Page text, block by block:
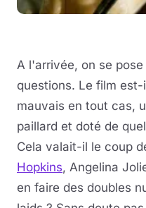
A l'arrivée, on se
questions. Le film
mauvais en tout cas,
paillard et doté de
Cela valait-il le coup
Hopkins, Angelina
en faire des doubles